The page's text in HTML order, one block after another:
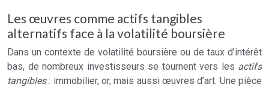
Les œuvres comme actifs tangibles
alternatifs face à la volatilité boursière
Dans un contexte de volatilité boursière ou de taux d’intérêt
bas, de nombreux investisseurs se tournent vers les actifs
tangibles: immobilier, or, mais aussi œuvres d’art. Une pièce